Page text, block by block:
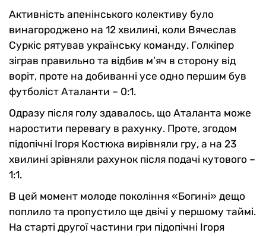
Активність апенінського колективу було
винагороджено на 12 хвилині, коли Вячеслав
Суркіс рятував українську команду. Голкіпер
зіграв правильно та відбив м’яч в сторону від
воріт, проте на добиванні усе одно першим був
футболіст Аталанти – 0:1.
Одразу після голу здавалось, що Аталанта може
наростити перевагу в рахунку. Проте, згодом
підопічні Ігоря Костюка вирівняли гру, а на 23
хвилині зрівняли рахунок після подачі кутового –
1:1.
В цей момент молоде покоління «Богині» дещо
поплило та пропустило ще двічі у першому таймі.
На старті другої частини гри підопічні Ігоря